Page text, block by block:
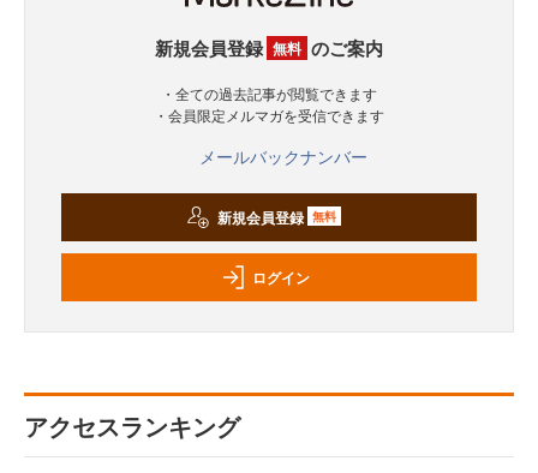
新規会員登録 無料 のご案内
・全ての過去記事が閲覧できます
・会員限定メルマガを受信できます
メールバックナンバー
新規会員登録 無料
ログイン
アクセスランキング